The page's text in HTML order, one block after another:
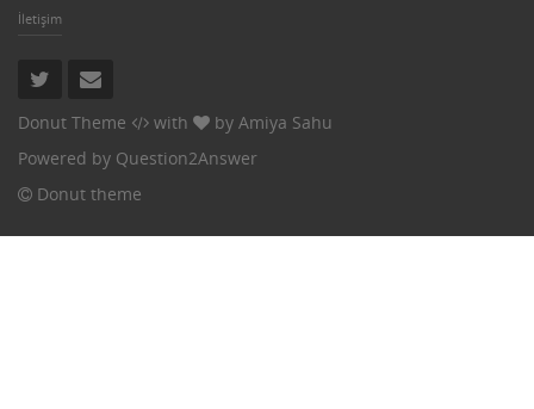
İletişim
Donut Theme with by Amiya Sahu
Powered by Question2Answer
Donut theme